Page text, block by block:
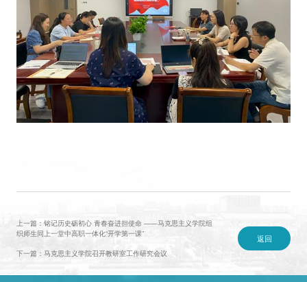
上一篇：铭记历史砺初心 青春奋进担使命 ——马克思主义学院组
织师生同上一堂中高职一体化“开学第一课”
下一篇：马克思主义学院召开教研室工作研究会议
返回